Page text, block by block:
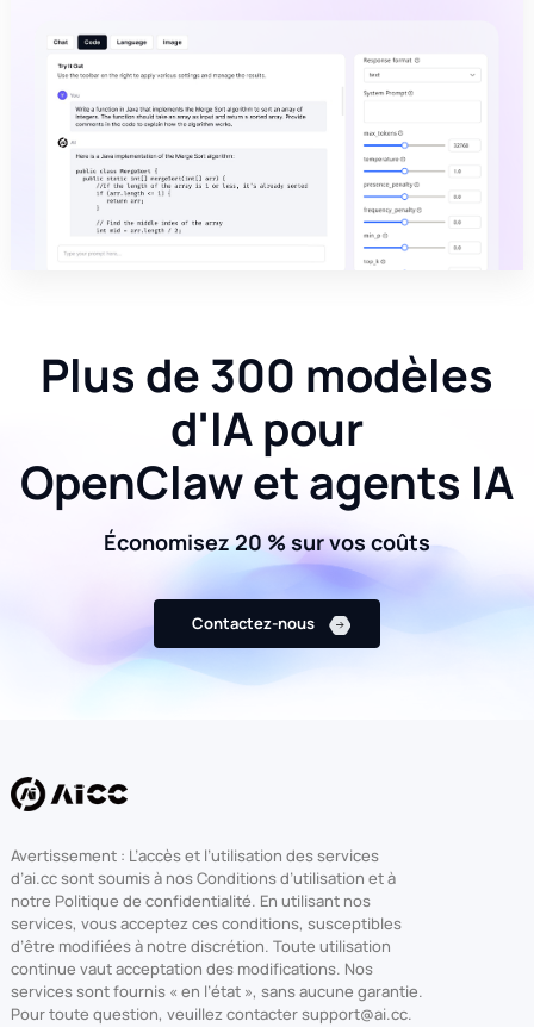
Plus de 300 modèles
d'IA pour
OpenClaw et agents IA
Économisez 20 % sur vos coûts
Contactez-nous
Avertissement : L’accès et l’utilisation des services
d’ai.cc sont soumis à nos Conditions d’utilisation et à
notre Politique de confidentialité. En utilisant nos
services, vous acceptez ces conditions, susceptibles
d’être modifiées à notre discrétion. Toute utilisation
continue vaut acceptation des modifications. Nos
services sont fournis « en l’état », sans aucune garantie.
Pour toute question, veuillez contacter support@ai.cc.